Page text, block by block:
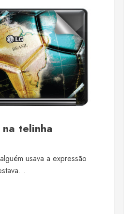
telinha
usava a expressão